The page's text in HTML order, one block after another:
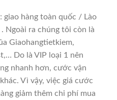
hàng toàn quốc / Lào
Ngoài ra chúng tôi còn là
Giaohangtietkiem,
Do là VIP loại 1 nên
nhanh hơn, cước vận
Vì vậy, việc giá cước
giảm thêm chi phí mua